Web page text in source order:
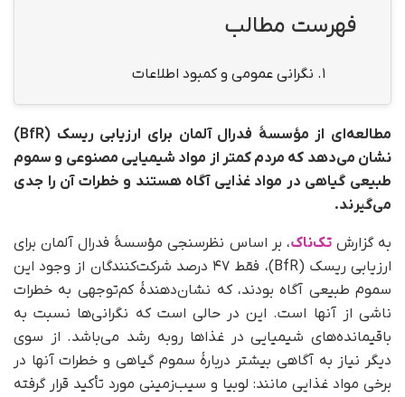
فهرست مطالب
1. نگرانی عمومی و کمبود اطلاعات
مطالعه‌ای از مؤسسۀ فدرال آلمان برای ارزیابی ریسک (BfR)
نشان می‌دهد که مردم کمتر از مواد شیمیایی مصنوعی و سموم
طبیعی گیاهی در مواد غذایی آگاه هستند و خطرات آن را جدی
می‌گیرند.
به گزارشتک‌ناک، بر اساس نظرسنجی مؤسسۀ فدرال آلمان برای
ارزیابی ریسک (BfR)، فقط ۴۷ درصد شرکت‌کنندگان از وجود این
سموم طبیعی آگاه بودند، که نشان‌دهندۀ کم‌توجهی به خطرات
ناشی از آنها است. این در حالی است که نگرانی‌ها نسبت به
باقیمانده‌های شیمیایی در غذاها روبه رشد می‌باشد. از سوی
دیگر نیاز به آگاهی بیشتر دربارۀ سموم گیاهی و خطرات آنها در
برخی مواد غذایی مانند: لوبیا و سیب‌زمینی مورد تأکید قرار گرفته